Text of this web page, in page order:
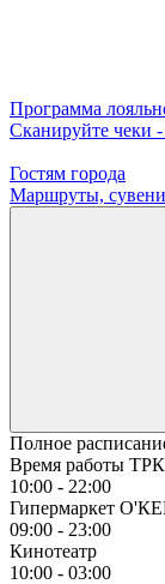
Программа
Сканируйте чеки
Гостям города
Маршруты,
Полное
Время работы ТРК
10:00 - 22:00
Гипермаркет
09:00 - 23:00
Кинотеатр
10:00 - 03:00